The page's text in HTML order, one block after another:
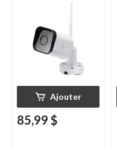
Ajouter
85,99 $